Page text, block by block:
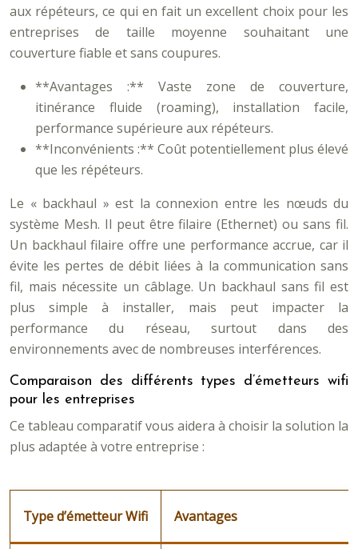
aux répéteurs, ce qui en fait un excellent choix pour les
entreprises de taille moyenne souhaitant une
couverture fiable et sans coupures.
**Avantages :** Vaste zone de couverture,
itinérance fluide (roaming), installation facile,
performance supérieure aux répéteurs.
**Inconvénients :** Coût potentiellement plus élevé
que les répéteurs.
Le « backhaul » est la connexion entre les nœuds du
système Mesh. Il peut être filaire (Ethernet) ou sans fil.
Un backhaul filaire offre une performance accrue, car il
évite les pertes de débit liées à la communication sans
fil, mais nécessite un câblage. Un backhaul sans fil est
plus simple à installer, mais peut impacter la
performance du réseau, surtout dans des
environnements avec de nombreuses interférences.
Comparaison des différents types d’émetteurs wifi
pour les entreprises
Ce tableau comparatif vous aidera à choisir la solution la
plus adaptée à votre entreprise :
Type d’émetteur Wifi Avantages